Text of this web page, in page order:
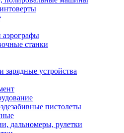
аэрографы
станки
зарядные устройства
пистолеты
дальномеры, рулетки